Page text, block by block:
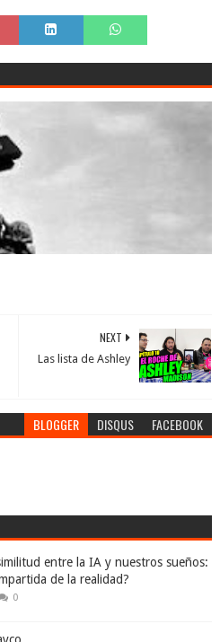
NEXT
Las lista de Ashley
BLOGGER DISQUS FACEBOOK
entre la IA y nuestros sueños:
de la realidad?
0